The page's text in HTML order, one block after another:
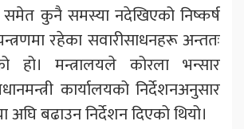
समेत कुनै समस्या नदेखिएको निष्कर्ष
रहेका सवारीसाधनहरू अन्ततः
हो। मन्त्रालयले कोरला भन्सार
कार्यालयको निर्देशनअनुसार
अघि बढाउन निर्देशन दिएको थियो।